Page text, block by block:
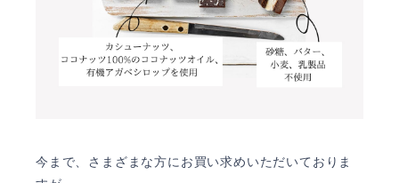
今まで、さまざまな方にお買い求めいただいておりま